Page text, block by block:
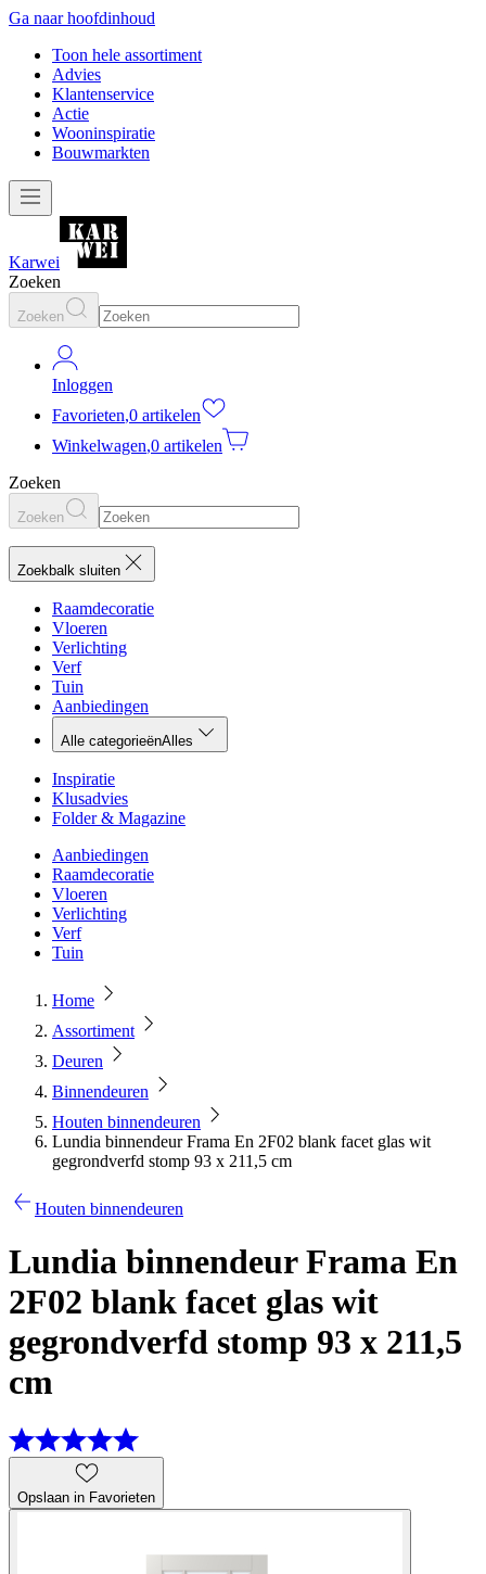
Ga naar hoofdinhoud
Toon hele assortiment
Advies
Klantenservice
Actie
Wooninspiratie
Bouwmarkten
Karwei
Zoeken
Zoeken
Inloggen
Favorieten,0 artikelen
Winkelwagen,0 artikelen
Zoeken
Zoeken
Zoekbalk sluiten
Raamdecoratie
Vloeren
Verlichting
Verf
Tuin
Aanbiedingen
Alle categorieënAlles
Inspiratie
Klusadvies
Folder & Magazine
Aanbiedingen
Raamdecoratie
Vloeren
Verlichting
Verf
Tuin
Home
Assortiment
Deuren
Binnendeuren
Houten binnendeuren
Lundia binnendeur Frama En 2F02 blank facet glas wit
gegrondverfd stomp 93 x 211,5 cm
Houten binnendeuren
Lundia binnendeur Frama En
2F02 blank facet glas wit
gegrondverfd stomp 93 x 211,5
cm
Opslaan in Favorieten